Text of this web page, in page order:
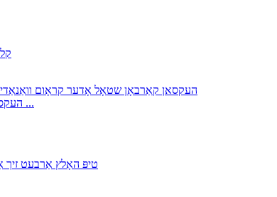
העקסאָן קאַרבאָן שטאָל אָדער קראָום וואַנאַדיום שטאָל אַדזשאַסטאַבאַל ...